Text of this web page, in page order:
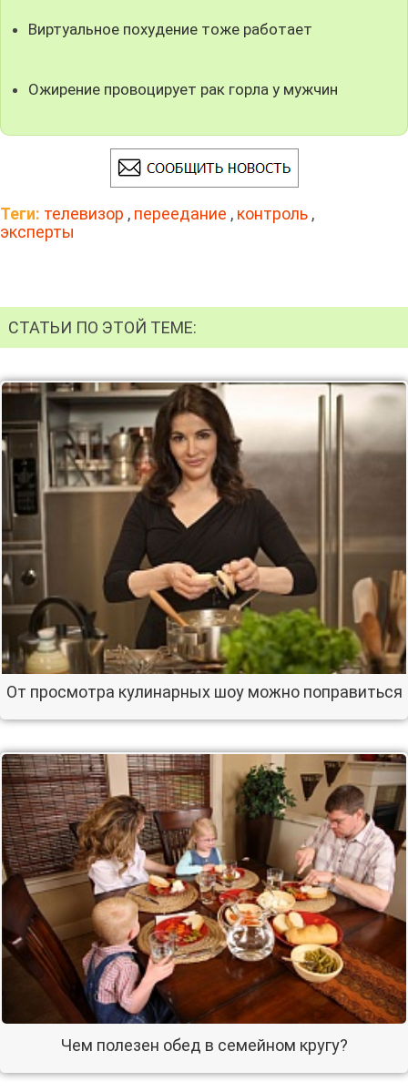
Виртуальное похудение тоже работает
Ожирение провоцирует рак горла у мужчин
Теги: телевизор , переедание , контроль ,
эксперты
СТАТЬИ ПО ЭТОЙ ТЕМЕ:
От просмотра кулинарных шоу можно поправиться
Чем полезен обед в семейном кругу?